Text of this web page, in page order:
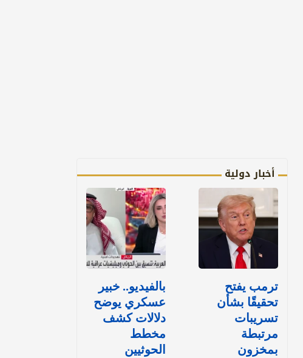
أخبار دولية
ترمب يفتح
تحقيقًا بشأن
تسريبات
مرتبطة
بمخزون
بالفيديو.. خبير
عسكري يوضح
دلالات كشف
مخطط
الحوثيين